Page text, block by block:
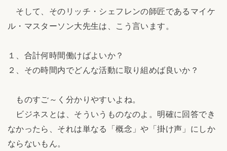
そして、そのリッチ・シェフレンの師匠であるマイケ
ル・マスターソン大先生は、こう言います。
１、合計何時間働けばよいか？
２、その時間内でどんな活動に取り組めば良いか？
ものすご～く分かりやすいよね。
ビジネスとは、そういうものなのよ。明確に回答でき
なかったら、それは単なる「概念」や「掛け声」にしか
ならないもん。